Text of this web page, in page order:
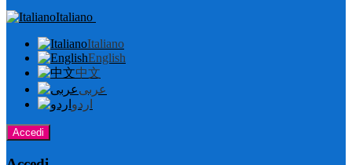
Italiano
Italiano
English
中文
عربى
اردو
Accedi